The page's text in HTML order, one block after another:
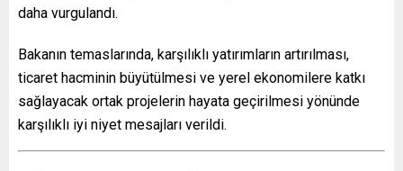
daha vurgulandı.
Bakanın temaslarında, karşılıklı yatırımların artırılması,
ticaret hacminin büyütülmesi ve yerel ekonomilere katkı
sağlayacak ortak projelerin hayata geçirilmesi yönünde
karşılıklı iyi niyet mesajları verildi.